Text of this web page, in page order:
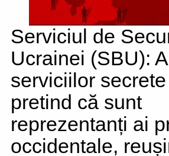
Serviciul de
Ucrainei (SBU):
serviciilor
pretind că sunt
reprezentanți ai
occidentale,